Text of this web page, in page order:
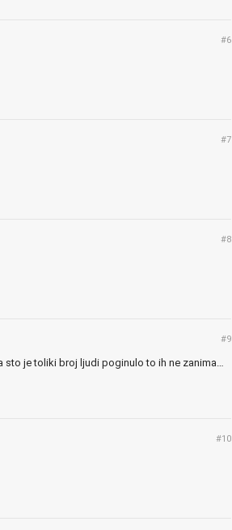
#6
#7
#8
#9
je toliki broj ljudi poginulo to ih ne zanima…
#10